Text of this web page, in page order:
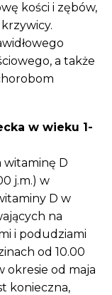
kości i zębów,
a także
w wieku 1-
D
j.m.) w
D w
na
i podudziami
od 10.00
okresie od maja
konieczna,